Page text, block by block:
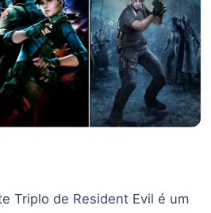
Triplo de Resident Evil é um